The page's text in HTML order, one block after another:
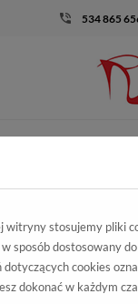
534 865
Madej
98 Czarny
witryny stosujemy pliki
sposób dostosowany
cookies
dokonać w każdym